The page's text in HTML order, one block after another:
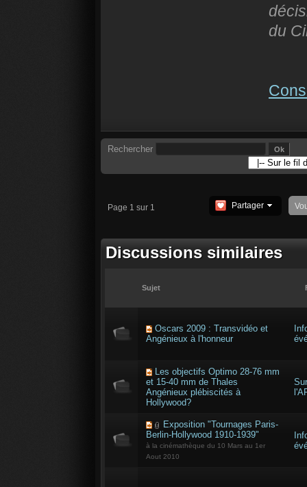
du
Rechercher
Page 1 sur 1 Partager
Discussions similaires
Sujet
Oscars 2009 : Transvidéo et
Angénieux à l'honneur
Les objectifs Optimo 28-76 mm
et 15-40 mm de Thales
Angénieux plébiscités à
Hollywood?
Exposition "Tournages Paris-
Berlin-Hollywood 1910-1939"
à la cinémathèque du 10 Mars au 1er
Aout 2010